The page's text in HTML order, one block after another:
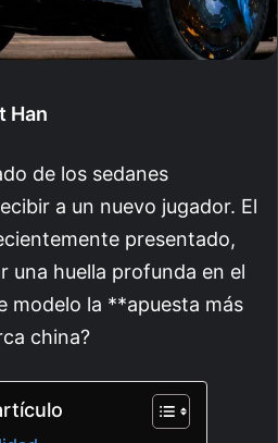
Han
de los sedanes
a un nuevo jugador. El
presentado,
una huella profunda en el
modelo la **apuesta más
china?